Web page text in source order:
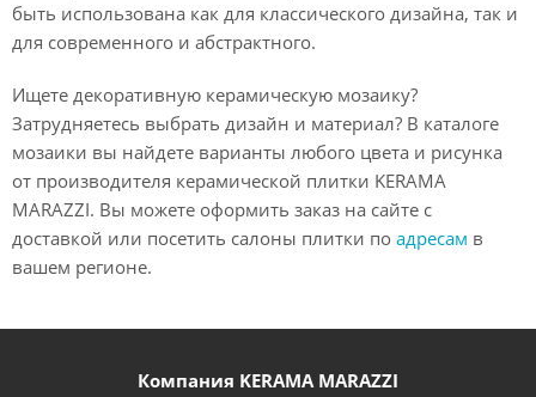
быть использована как для классического дизайна, так и
для современного и абстрактного.
Ищете декоративную керамическую мозаику?
Затрудняетесь выбрать дизайн и материал? В каталоге
мозаики вы найдете варианты любого цвета и рисунка
от производителя керамической плитки KERAMA
MARAZZI. Вы можете оформить заказ на сайте с
доставкой или посетить салоны плитки по адресам в
вашем регионе.
Компания KERAMA MARAZZI